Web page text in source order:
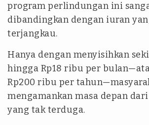
program perlindungan ini
dibandingkan dengan iuran
terjangkau.
Hanya dengan menyisihkan
hingga Rp18 ribu per
Rp200 ribu per
mengamankan masa depan
yang tak terduga.